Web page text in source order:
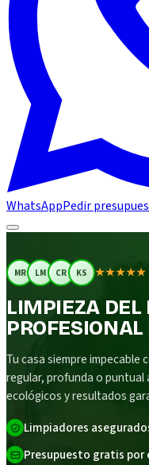
WhatsAppPedir
MR LM CR KS ★★★★★
LIMPIEZA DEL
Tu casa siempre impecable
regular, profunda o
ecológicos y resultados
Limpiadores
Presupuesto gratis por